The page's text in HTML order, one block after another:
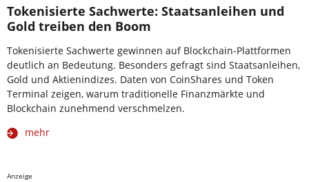
Tokenisierte Sachwerte: Staatsanleihen und
Gold treiben den Boom
Tokenisierte Sachwerte gewinnen auf Blockchain-Plattformen
deutlich an Bedeutung. Besonders gefragt sind Staatsanleihen,
Gold und Aktienindizes. Daten von CoinShares und Token
Terminal zeigen, warum traditionelle Finanzmärkte und
Blockchain zunehmend verschmelzen.
mehr
Anzeige